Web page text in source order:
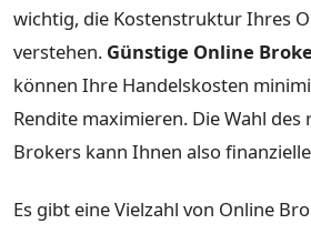
wichtig, die Kostenstruktur Ihres
verstehen. Günstige Online
können Ihre Handelskosten
Rendite maximieren. Die Wahl
Brokers kann Ihnen also
Es gibt eine Vielzahl von Online